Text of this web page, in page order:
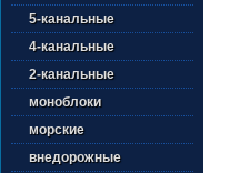
5-канальные
4-канальные
2-канальные
моноблоки
морские
внедорожные